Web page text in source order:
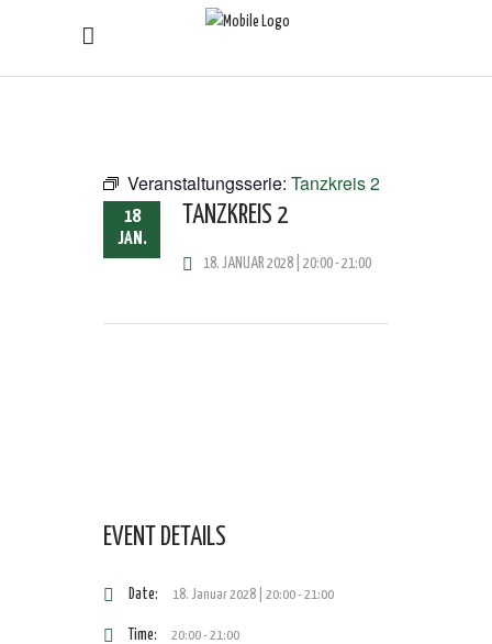
Veranstaltungsserie: Tanzkreis 2
18
JAN.
TANZKREIS 2
18. JANUAR 2028 | 20:00-21:00
EVENT DETAILS
Date: 18. Januar 2028 | 20:00-21:00
Time: 20:00 - 21:00